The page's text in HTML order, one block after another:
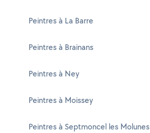
Peintres à La Barre
Peintres à Brainans
Peintres à Ney
Peintres à Moissey
Peintres à Septmoncel les Molunes